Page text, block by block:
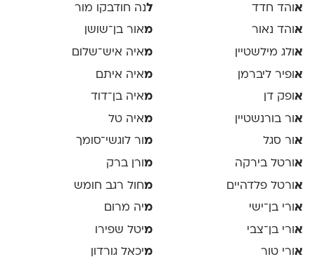
אוהד חדד
אוהד נאור
אולג מילשטיין
אופיר ליברמן
אופק דן
אור בורנשטיין
אור סגל
אורטל בירקה
אורטל פלדהיים
אורי בן־ישי
אורי בן־צבי
אורי טור
לנה חודבקו מור
מאור בן־שושן
מאיה איש־שלום
מאיה איתם
מאיה בן־דוד
מאיה טל
מור לוגשי־סומך
מ ורן ברק
מחול רגב חומש
מיה מרום
מיטל שפירו
מיכאל גורדון